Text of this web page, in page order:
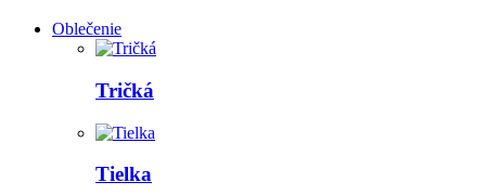
Oblečenie
Tričká
Tielka